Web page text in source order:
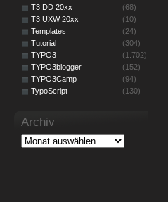
T3 DD 20xx
(68)
T3 UXW 20xx
(10)
Templates
(24)
Tutorial
(304)
TYPO3
(1.702)
TYPO3blogger
(152)
TYPO3Camp
(94)
TypoScript
(130)
Archiv